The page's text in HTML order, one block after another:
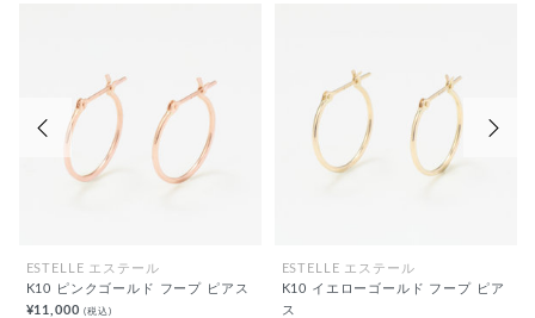
ESTELLE エステール
K10 ピンクゴールド フープ ピアス
¥11,000(税込)
ESTELLE エステール
K10 イエローゴールド フープ ピア
ス
前の画像